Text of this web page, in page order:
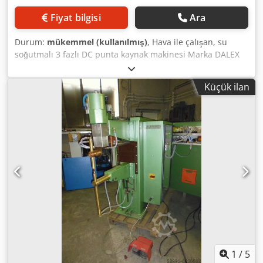
Fiyat bilgisi Ara
Durum: mükemmel (kullanılmış), Hava ile çalışan, su
soğutmalı 3 fazlı DC punta kaynak makinesi Marka DALEX
Tip PMS 11-4 G3 Asload: 650 mm 20-120 daN düşük basınç
aralığına sahip özel silindir ile 50 görev döngüsünde
nominal güç 60 kVA San. kısa devre akımı: 25 kA Sn. açık
devre gerilimi: 3,68 V Dodeu A Dg Eopfx Afnock VDE 0100
uyarınca eklenti şalter dolabı ile Ana şalter Senkronize
kaynak kontrolü 8036 Ağırlık: 685 kg
Küçük ilan
1 / 5